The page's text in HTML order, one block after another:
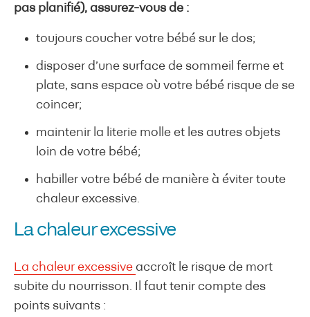
pas planifié), assurez-vous de :
toujours coucher votre bébé sur le dos;
disposer d’une surface de sommeil ferme et
plate, sans espace où votre bébé risque de se
coincer;
maintenir la literie molle et les autres objets
loin de votre bébé;
habiller votre bébé de manière à éviter toute
chaleur excessive.
La chaleur excessive
La chaleur excessive accroît le risque de mort
subite du nourrisson. Il faut tenir compte des
points suivants :